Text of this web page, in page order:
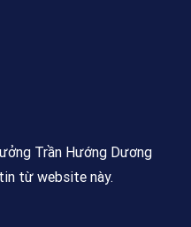
Trần Hướng Dương
từ website này.